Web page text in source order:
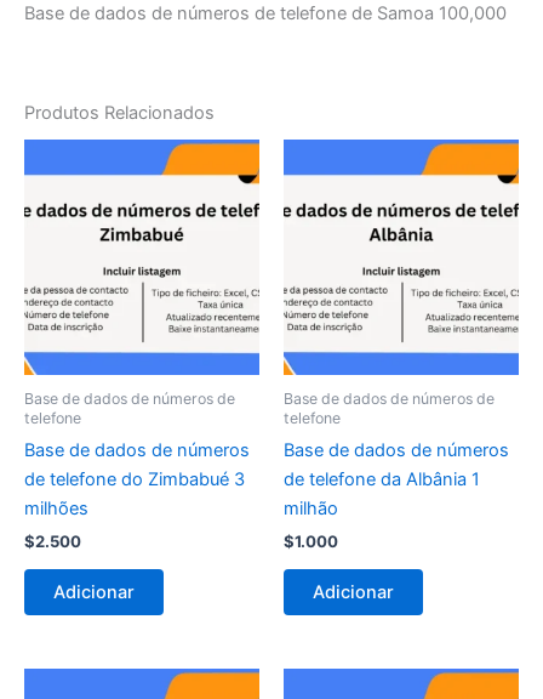
Base de dados de números de telefone de Samoa 100,000
Produtos Relacionados
Base de dados de números de
telefone
Base de dados de números
de telefone do Zimbabué 3
milhões
$2.500
Adicionar
Base de dados de números de
telefone
Base de dados de números
de telefone da Albânia 1
milhão
$1.000
Adicionar